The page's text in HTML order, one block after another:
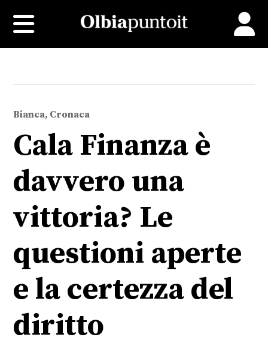
Bianca, Cronaca
Cala Finanza è
davvero una
vittoria? Le
questioni aperte
e la certezza del
diritto